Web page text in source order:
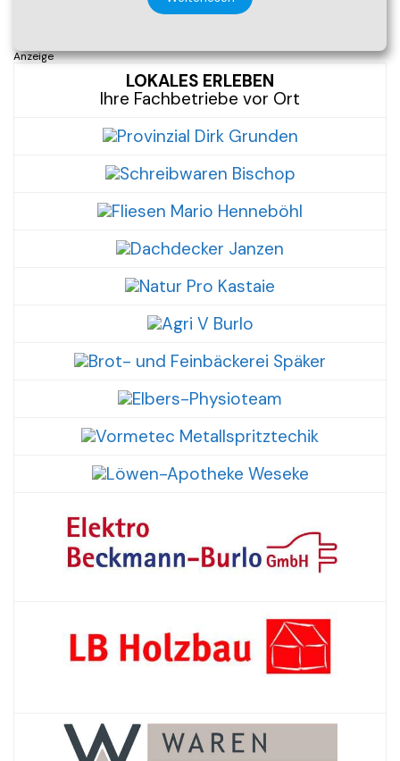
Anzeige
LOKALES ERLEBEN
Ihre Fachbetriebe vor Ort